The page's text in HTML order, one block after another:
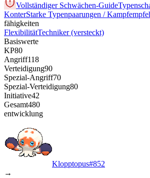
Vollständiger Schwächen-Guide
KonterStarke Typenpaarungen /
fähigkeiten
FlexibilitätTechniker(versteckt)
Basiswerte
KP80
Angriff118
Verteidigung90
Spezial-Angriff70
Spezial-Verteidigung80
Initiative42
Gesamt480
entwicklung
Klopptopus#852
→